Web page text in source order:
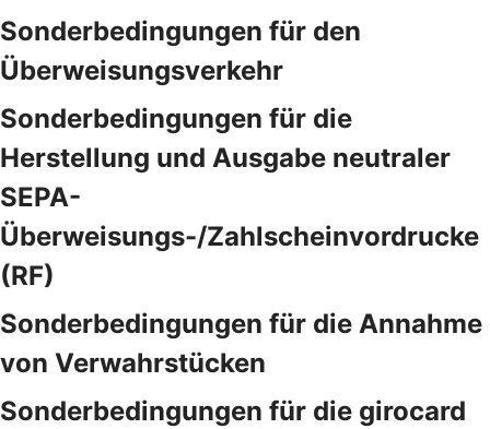
Sonderbedingungen für den
Überweisungsverkehr
Sonderbedingungen für die
Herstellung und Ausgabe neutraler
SEPA-
Überweisungs-/Zahlscheinvordrucke
(RF)
Sonderbedingungen für die Annahme
von Verwahrstücken
Sonderbedingungen für die girocard